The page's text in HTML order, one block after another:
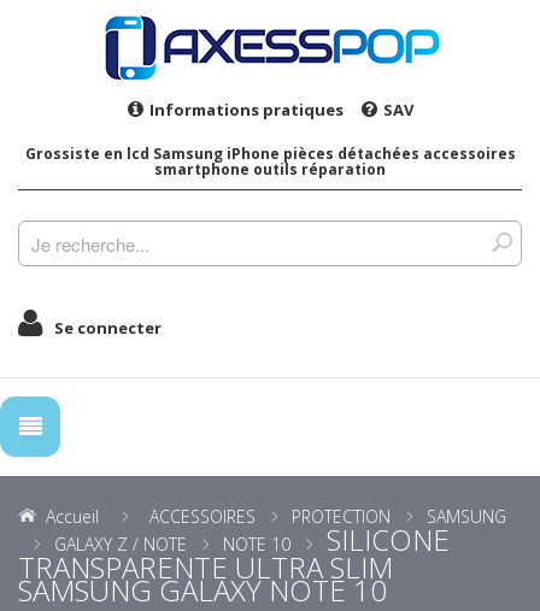
Informations pratiques SAV
Grossiste en lcd Samsung iPhone pièces détachées accessoires
smartphone outils réparation
Se connecter
Accueil ACCESSOIRES PROTECTION
SAMSUNG
GALAXY Z / NOTE
NOTE 10 SILICONE
TRANSPARENTE ULTRA SLIM
SAMSUNG GALAXY NOTE 10